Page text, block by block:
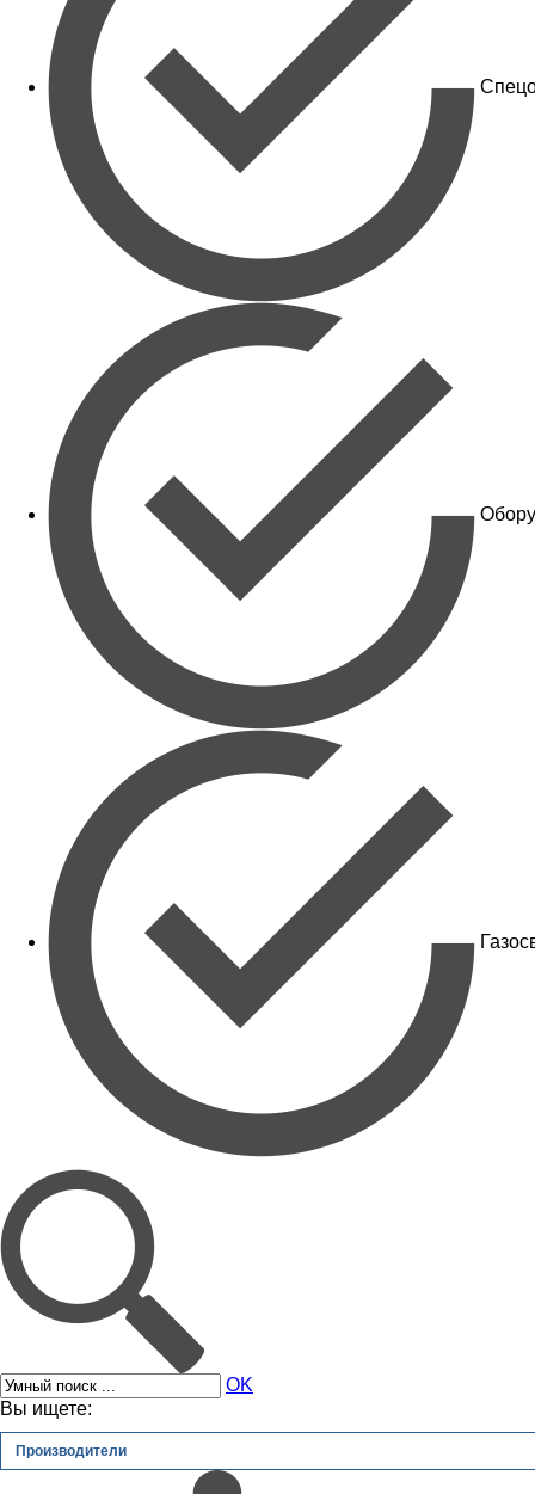
OK
Вы ищете:
Производители